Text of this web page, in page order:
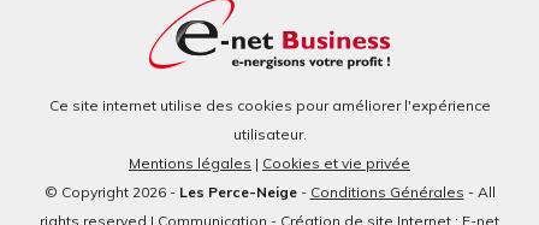
Ce site internet utilise des cookies pour améliorer l'expérience
utilisateur.
Mentions légales | Cookies et vie privée
© Copyright 2026 - Les Perce-Neige- Conditions Générales - All
rights reserved | Communication - Création de site Internet : E-net